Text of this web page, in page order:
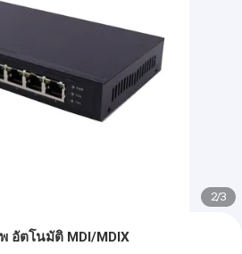
2/3
อัตโนมัติ MDI/MDIX